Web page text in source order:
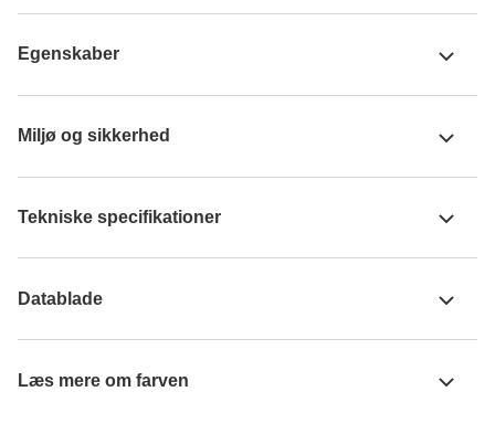
Egenskaber
Miljø og sikkerhed
Tekniske specifikationer
Datablade
Læs mere om farven